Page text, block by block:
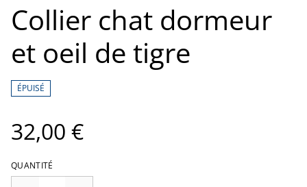
Collier chat dormeur
et oeil de tigre
ÉPUISÉ
32,00 €
QUANTITÉ